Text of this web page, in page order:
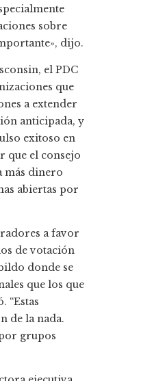
sobre
dijo.
el PDC
que
a extender
anticipada, y
exitoso en
que el consejo
más dinero
abiertas por
a favor
de votación
donde se
que los que
“Estas
de la nada.
grupos